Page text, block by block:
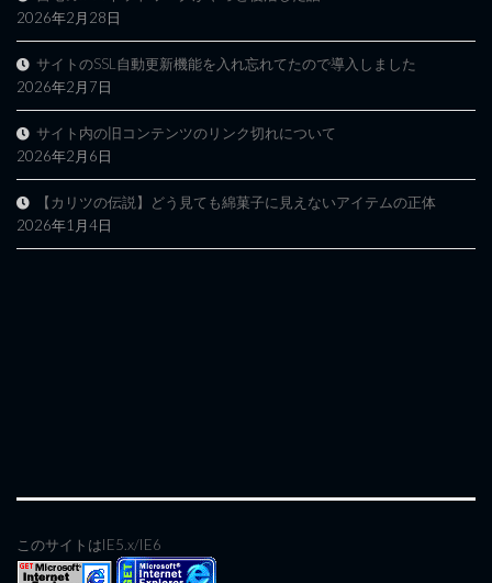
2026年2月28日
サイトのSSL自動更新機能を入れ忘れてたので導入しました
2026年2月7日
サイト内の旧コンテンツのリンク切れについて
2026年2月6日
【カリツの伝説】どう見ても綿菓子に見えないアイテムの正体
2026年1月4日
このサイトはIE5.x/IE6